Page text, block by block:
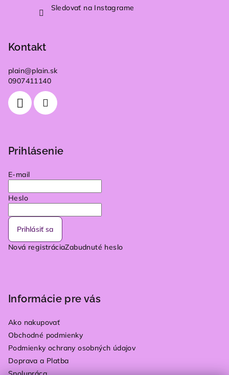
Sledovať na Instagrame
Kontakt
plain@plain.sk
0907411140
Prihlásenie
E-mail
Heslo
Prihlásiť sa
Nová registráciaZabudnuté heslo
Informácie pre vás
Ako nakupovať
Obchodné podmienky
Podmienky ochrany osobných údajov
Doprava a Platba